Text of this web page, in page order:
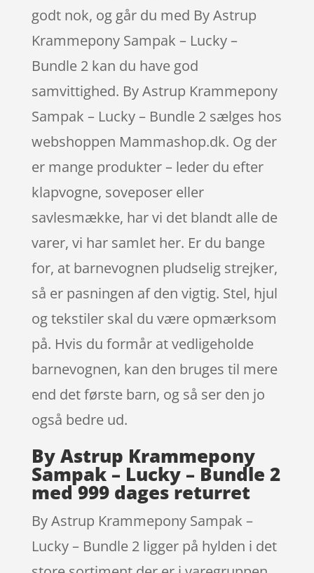
godt nok, og går du med By Astrup
Krammepony Sampak – Lucky –
Bundle 2 kan du have god
samvittighed. By Astrup Krammepony
Sampak – Lucky – Bundle 2 sælges hos
webshoppen Mammashop.dk. Og der
er mange produkter – leder du efter
klapvogne, soveposer eller
savlesmække, har vi det blandt alle de
varer, vi har samlet her. Er du bange
for, at barnevognen pludselig strejker,
så er pasningen af den vigtig. Stel, hjul
og tekstiler skal du være opmærksom
på. Hvis du formår at vedligeholde
barnevognen, kan den bruges til mere
end det første barn, og så ser den jo
også bedre ud.
By Astrup Krammepony
Sampak – Lucky – Bundle 2
med 999 dages returret
By Astrup Krammepony Sampak –
Lucky – Bundle 2 ligger på hylden i det